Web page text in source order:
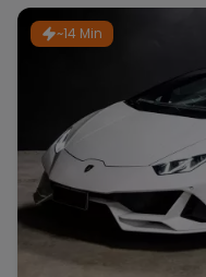
Tesla
Bentley
~14 Min